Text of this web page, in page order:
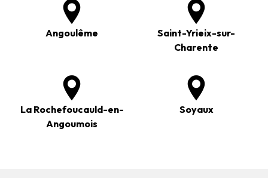
Angoulême
Saint-Yrieix-sur-
Charente
La Rochefoucauld-en-
Angoumois
Soyaux